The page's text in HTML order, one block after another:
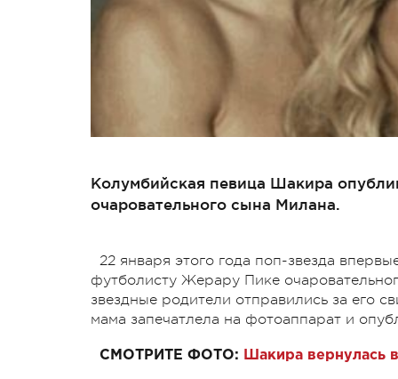
Колумбийская певица Шакира
очаровательного сына Милана.
22 января этого года поп-звезда
футболисту Жерару Пике
звездные родители отправились за его
мама запечатлела на фотоаппарат и
CМОТРИТЕ ФОТО: Шакира вернулась